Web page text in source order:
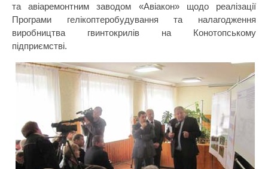
та авіаремонтним заводом «Авіакон» щодо реалізації
Програми гелікоптеробудування та налагодження
виробництва гвинтокрилів на Конотопському
підприємстві.